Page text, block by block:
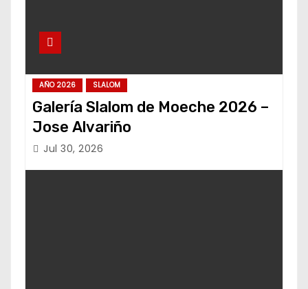
AÑO 2026 SLALOM
Galería Slalom de Moeche 2026 –
Jose Alvariño
Jul 30, 2026